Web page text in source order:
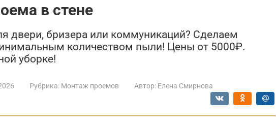
в стене
двери, бризера или коммуникаций? Сделаем
количеством пыли! Цены от 5000₽.
уборке!
Рубрика: Монтаж проемов Автор: Елена Смирнова